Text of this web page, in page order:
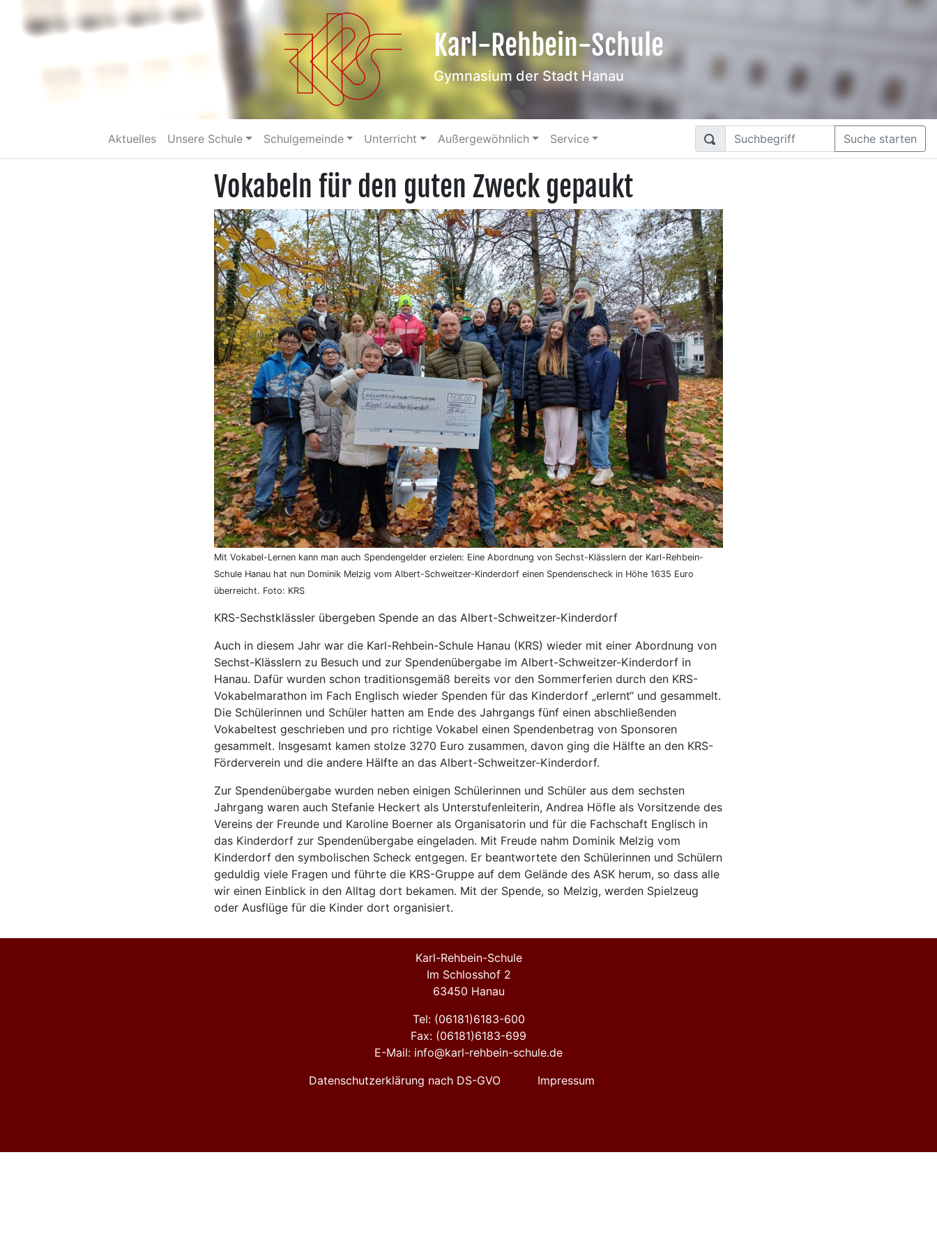
Karl-Rehbein-Schule
Gymnasium der Stadt Hanau
Aktuelles Unsere Schule Schulgemeinde Unterricht Außergewöhnlich Service Suche starten
Vokabeln für den guten Zweck gepaukt
Mit Vokabel-Lernen kann man auch Spendengelder erzielen: Eine Abordnung von Sechst-Klässlern der Karl-Rehbein-
Schule Hanau hat nun Dominik Melzig vom Albert-Schweitzer-Kinderdorf einen Spendenscheck in Höhe 1635 Euro
überreicht. Foto: KRS
KRS-Sechstklässler übergeben Spende an das Albert-Schweitzer-Kinderdorf
Auch in diesem Jahr war die Karl-Rehbein-Schule Hanau (KRS) wieder mit einer Abordnung von
Sechst-Klässlern zu Besuch und zur Spendenübergabe im Albert-Schweitzer-Kinderdorf in
Hanau. Dafür wurden schon traditionsgemäß bereits vor den Sommerferien durch den KRS-
Vokabelmarathon im Fach Englisch wieder Spenden für das Kinderdorf „erlernt“ und gesammelt.
Die Schülerinnen und Schüler hatten am Ende des Jahrgangs fünf einen abschließenden
Vokabeltest geschrieben und pro richtige Vokabel einen Spendenbetrag von Sponsoren
gesammelt. Insgesamt kamen stolze 3270 Euro zusammen, davon ging die Hälfte an den KRS-
Förderverein und die andere Hälfte an das Albert-Schweitzer-Kinderdorf.
Zur Spendenübergabe wurden neben einigen Schülerinnen und Schüler aus dem sechsten
Jahrgang waren auch Stefanie Heckert als Unterstufenleiterin, Andrea Höfle als Vorsitzende des
Vereins der Freunde und Karoline Boerner als Organisatorin und für die Fachschaft Englisch in
das Kinderdorf zur Spendenübergabe eingeladen. Mit Freude nahm Dominik Melzig vom
Kinderdorf den symbolischen Scheck entgegen. Er beantwortete den Schülerinnen und Schülern
geduldig viele Fragen und führte die KRS-Gruppe auf dem Gelände des ASK herum, so dass alle
wir einen Einblick in den Alltag dort bekamen. Mit der Spende, so Melzig, werden Spielzeug
oder Ausflüge für die Kinder dort organisiert.
Karl-Rehbein-Schule
Im Schlosshof 2
63450 Hanau
Tel: (06181)6183-600
Fax: (06181)6183-699
E-Mail: info@karl-rehbein-schule.de
Datenschutzerklärung nach DS-GVO
Impressum